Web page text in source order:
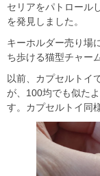
セリアをパトロール
を発見しました。
キーホルダー売り場
ち歩ける猫型チャー
以前、カプセルトイ
が、100均でも似た
す。カプセルトイ同